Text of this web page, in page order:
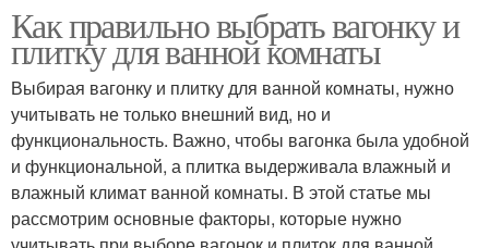
Как правильно выбрать вагонку и
плитку для ванной комнаты
Выбирая вагонку и плитку для ванной комнаты, нужно
учитывать не только внешний вид, но и
функциональность. Важно, чтобы вагонка была удобной
и функциональной, а плитка выдерживала влажный и
влажный климат ванной комнаты. В этой статье мы
рассмотрим основные факторы, которые нужно